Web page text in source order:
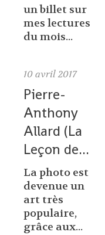
un billet sur
mes lectures
du mois...
10 avril 2017
Pierre-
Anthony
Allard (La
Leçon de...
La photo est
devenue un
art très
populaire,
grâce aux...